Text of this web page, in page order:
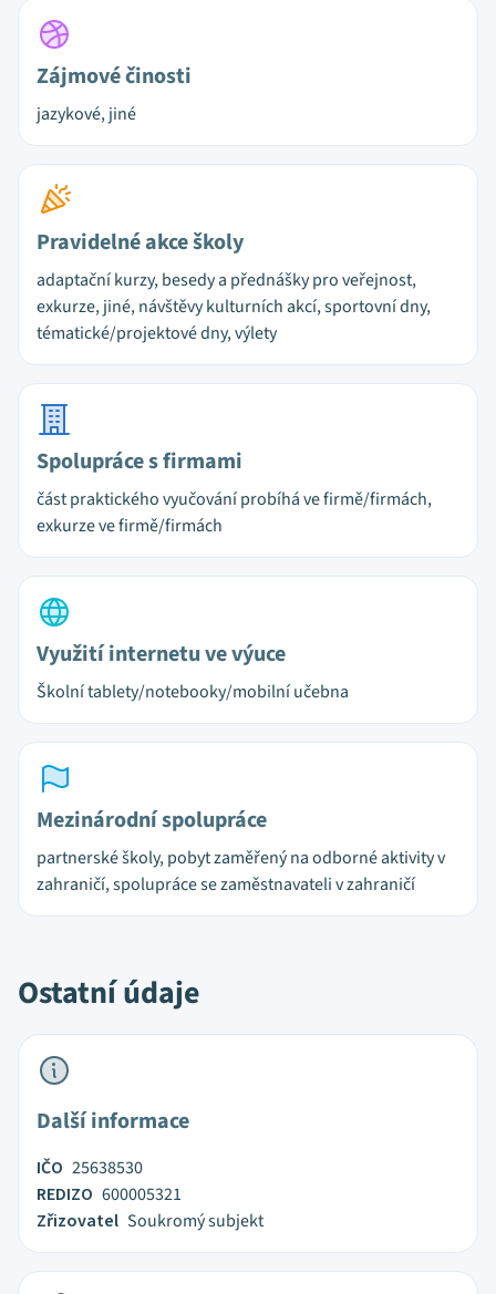
Zájmové činosti
jazykové, jiné
Pravidelné akce školy
adaptační kurzy, besedy a přednášky pro veřejnost,
exkurze, jiné, návštěvy kulturních akcí, sportovní dny,
tématické/projektové dny, výlety
Spolupráce s firmami
část praktického vyučování probíhá ve firmě/firmách,
exkurze ve firmě/firmách
Využití internetu ve výuce
Školní tablety/notebooky/mobilní učebna
Mezinárodní spolupráce
partnerské školy, pobyt zaměřený na odborné aktivity v
zahraničí, spolupráce se zaměstnavateli v zahraničí
Ostatní údaje
Další informace
IČO 25638530
REDIZO 600005321
Zřizovatel Soukromý subjekt